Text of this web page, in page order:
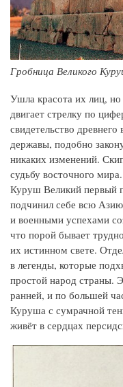
Гробница Великого
Ушла красота их лиц, но
двигает стрелку по
свидетельство
державы, подобно
никаких изменений.
судьбу восточного мира.
Куруш Великий первый
подчинил себе всю
и военными успехами
что порой бывает
их истинном свете.
в легенды, которые
простой народ страны.
ранней, и по большей
Куруша с сумрачной
живёт в сердцах